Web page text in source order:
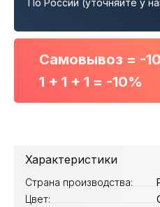
По России (уточняйте у
Самовывоз = -
1 + 1 + 1 = -10%
Характеристики
Страна производства:
Цвет: